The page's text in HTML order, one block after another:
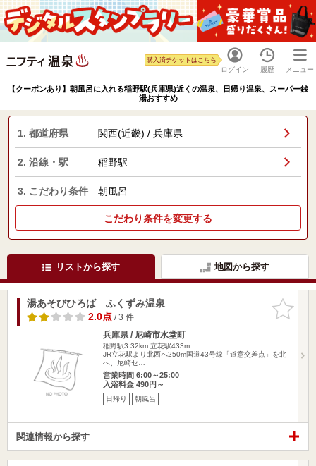
ログイン
購入済チケットはこちら
履歴 メニュー
【クーポンあり】朝風呂に入れる稲野駅(兵庫県)近くの温泉、日帰り温泉、スーパー銭
湯おすすめ
1. 都道府県 関西(近畿) / 兵庫県
2. 沿線・駅 稲野駅
3. こだわり条件 朝風呂
こだわり条件を変更する
リストから探す 地図から探す
お気に入
りに追加
湯あそびひろば ふくずみ温泉
2.0点/ 3 件
兵庫県 / 尼崎市水堂町
稲野駅3.32km 立花駅433m
JR立花駅より北西へ250m国道43号線「道意交差点」を北
へ、尼崎セ…
営業時間 6:00～25:00
入浴料金 490円～
日帰り 朝風呂
関連情報から探す